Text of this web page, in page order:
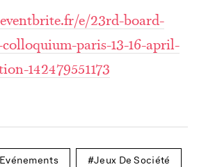
e/23rd-board-
colloquium-paris-13-16-april-
142479551173
Evénements Jeux De Société